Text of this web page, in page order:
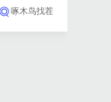
啄木鸟找茬